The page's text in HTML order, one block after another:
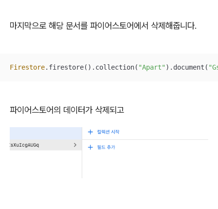
마지막으로 해당 문서를 파이어스토어에서 삭제해줍니다.
Firestore.firestore().collection( "Apart" ).document(
파이어스토어의 데이터가 삭제되고